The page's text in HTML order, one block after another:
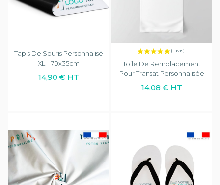
Tapis De Souris Personnalisé
XL - 70x35cm
14,90 € HT
Toile De Remplacement
Pour Transat Personnalisée
14,08 € HT